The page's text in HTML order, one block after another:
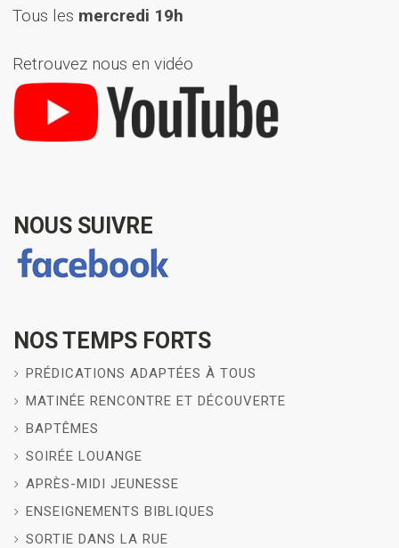
Tous les mercredi 19h
Retrouvez nous en vidéo
NOUS SUIVRE
NOS TEMPS FORTS
PRÉDICATIONS ADAPTÉES À TOUS
MATINÉE RENCONTRE ET DÉCOUVERTE
BAPTÊMES
SOIRÉE LOUANGE
APRÈS-MIDI JEUNESSE
ENSEIGNEMENTS BIBLIQUES
SORTIE DANS LA RUE